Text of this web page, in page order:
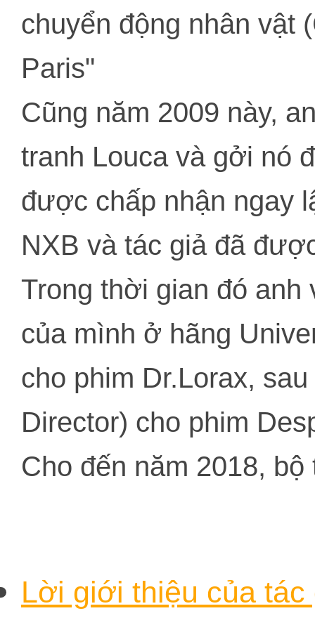
chuyển động nhân vật
Paris"
Cũng năm 2009 này,
tranh Louca và gởi nó
được chấp nhận ngay
NXB và tác giả đã
Trong thời gian đó
của mình ở hãng
cho phim Dr.Lorax,
Director) cho phim
Cho đến năm 2018,
Lời giới thiệu của